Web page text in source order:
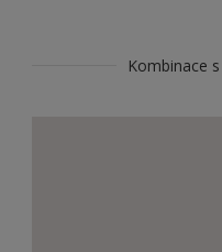
Kombinace